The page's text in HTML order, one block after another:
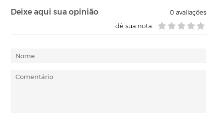
Deixe aqui sua opinião 0avaliações
dê sua nota: